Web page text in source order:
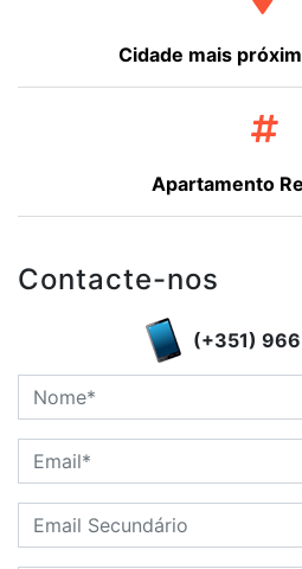
Cidade mais
Apartamento
Contacte-nos
(+351)